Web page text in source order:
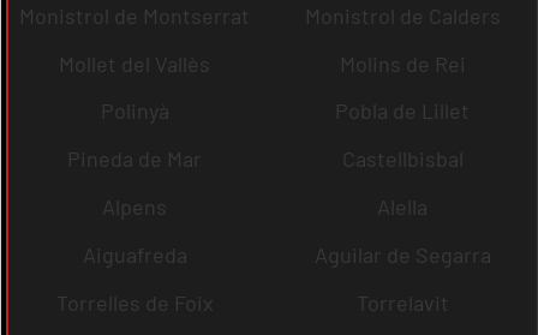
Monistrol de Montserrat
Monistrol de Calders
Mollet del Vallès
Molins de Rei
Polinyà
Pobla de Lillet
Pineda de Mar
Castellbisbal
Alpens
Alella
Aiguafreda
Aguilar de Segarra
Torrelles de Foix
Torrelavit